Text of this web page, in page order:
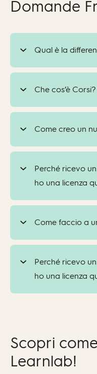
Domande
Qual è la
Che cos’è Corsi?
Come creo un
Perché ricevo
ho una licenza
Come faccio a
Perché ricevo
ho una licenza
Scopri
Learnlab!